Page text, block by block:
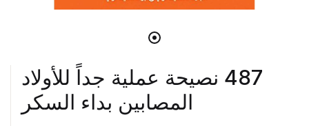
‫487 نصيحة عملية جداً للأولاد